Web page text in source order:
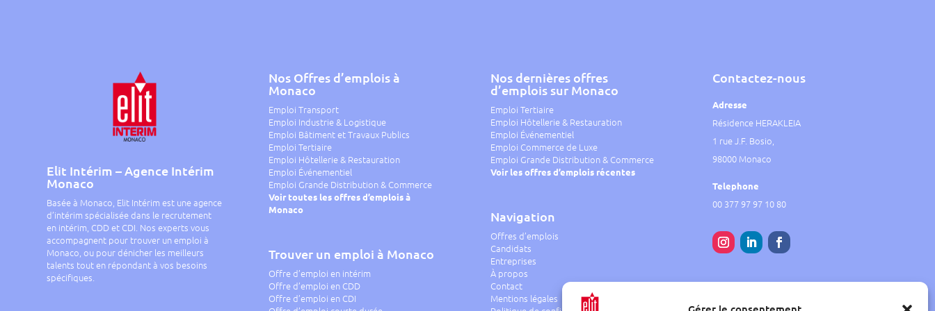
Elit Intérim – Agence Intérim
Monaco
Basée à Monaco, Elit Intérim est une agence
d’intérim spécialisée dans le recrutement
en intérim, CDD et CDI. Nos experts vous
accompagnent pour trouver un emploi à
Monaco, ou pour dénicher les meilleurs
talents tout en répondant à vos besoins
spécifiques.
Nos Offres d’emplois à
Monaco
Emploi Transport
Emploi Industrie & Logistique
Emploi Bâtiment et Travaux Publics
Emploi Tertiaire
Emploi Hôtellerie & Restauration
Emploi Événementiel
Emploi Grande Distribution & Commerce
Voir toutes les offres d’emplois à
Monaco
Trouver un emploi à Monaco
Offre d’emploi en intérim
Offre d’emploi en CDD
Offre d’emploi en CDI
Nos dernières offres
d’emplois sur Monaco
Emploi Tertiaire
Emploi Hôtellerie & Restauration
Emploi Événementiel
Emploi Commerce de Luxe
Emploi Grande Distribution & Commerce
Voir les offres d’emplois récentes
Navigation
Offres d’emplois
Candidats
Entreprises
À propos
Contact
Mentions légales
Contactez-nous
Adresse
Résidence HERAKLEIA
1 rue J.F. Bosio,
98000 Monaco
Telephone
00 377 97 97 10 80